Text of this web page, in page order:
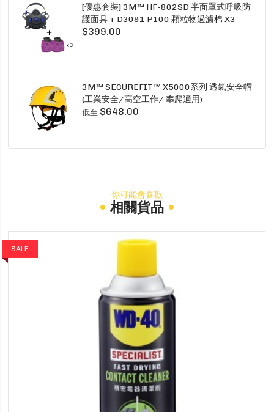
[優惠套裝] 3M™ HF-802SD 半面罩式呼吸防
護面具 + D3091 P100 顆粒物過濾棉 X3
SECURE CLICK HF-802SD HF-800SD 系列
$399.00
3M™ SECUREFIT™ X5000系列 透氣安全帽
(工業安全/高空工作/ 攀爬適用)
低至 $648.00
你可能會喜歡
相關貨品
SALE